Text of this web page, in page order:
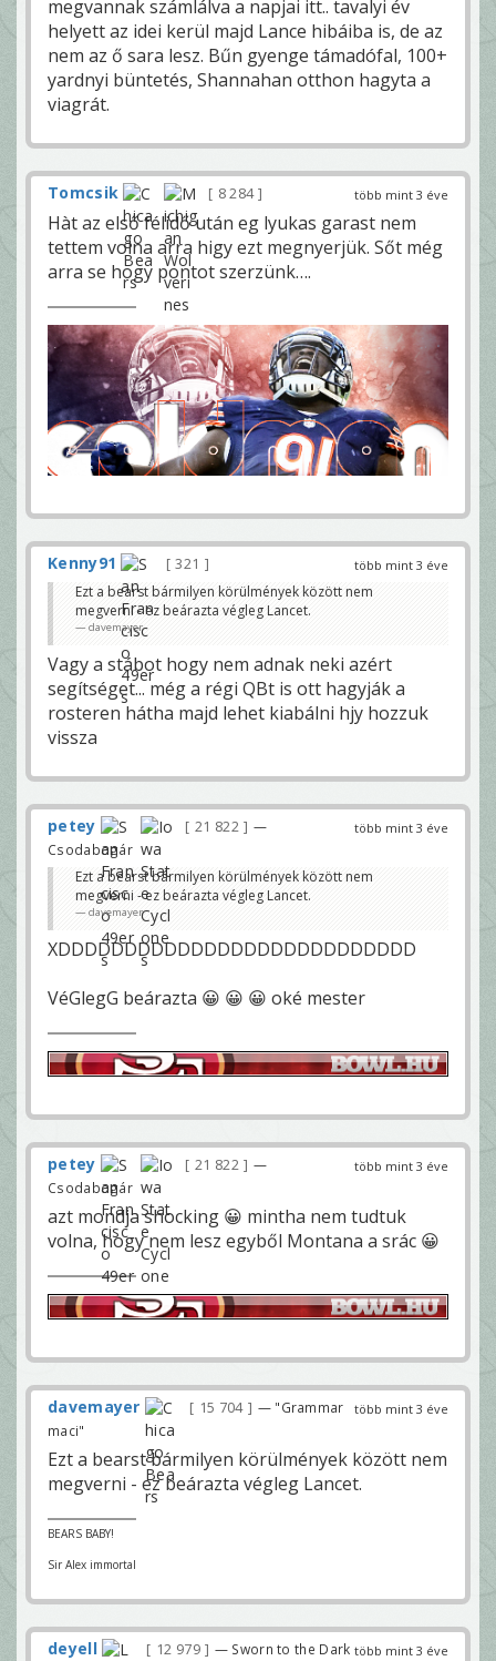
megvannak számlálva a napjai itt.. tavalyi év
helyett az idei kerül majd Lance hibáiba is, de az
nem az ő sara lesz. Bűn gyenge támadófal, 100+
yardnyi büntetés, Shannahan otthon hagyta a
viagrát.
több mint 3 éve
Tomcsik 8 284
Hàt az első félidő után eg lyukas garast nem
tettem volna arra higy ezt megnyerjük. Sőt még
arra se hogy pontot szerzünk….
több mint 3 éve
Kenny91
321
Ezt a bearst bármilyen körülmények között nem
megverni - ez beárazta végleg Lancet.
davemayer
Vagy a stábot hogy nem adnak neki azért
segítséget... még a régi QBt is ott hagyják a
rosteren hátha majd lehet kiabálni hjy hozzuk
vissza
több mint 3 éve
petey 21 822
—
Csodabogár
Ezt a bearst bármilyen körülmények között nem
megverni - ez beárazta végleg Lancet.
davemayer
XDDDDDDDDDDDDDDDDDDDDDDDDDDD
VéGlegG beárazta 😀 😀 😀 oké mester
több mint 3 éve
petey 21 822
—
Csodabogár
azt mondja shocking 😀 mintha nem tudtuk
volna, hogy nem lesz egyből Montana a srác 😀
több mint 3 éve
davemayer 15 704
— "Grammar
maci"
Ezt a bearst bármilyen körülmények között nem
megverni - ez beárazta végleg Lancet.
BEARS BABY!
Sir Alex immortal
több mint 3 éve
deyell 12 979 — Sworn to the Dark